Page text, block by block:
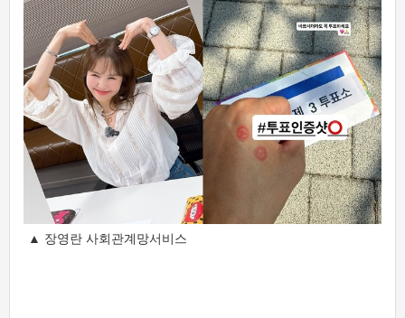
▲ 장영란 사회관계망서비스